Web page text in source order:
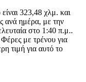
323,48 χλμ. και
ανά ημέρα, με την
στο 1:40 π.μ..
με τρένου για
τιμή για αυτό το